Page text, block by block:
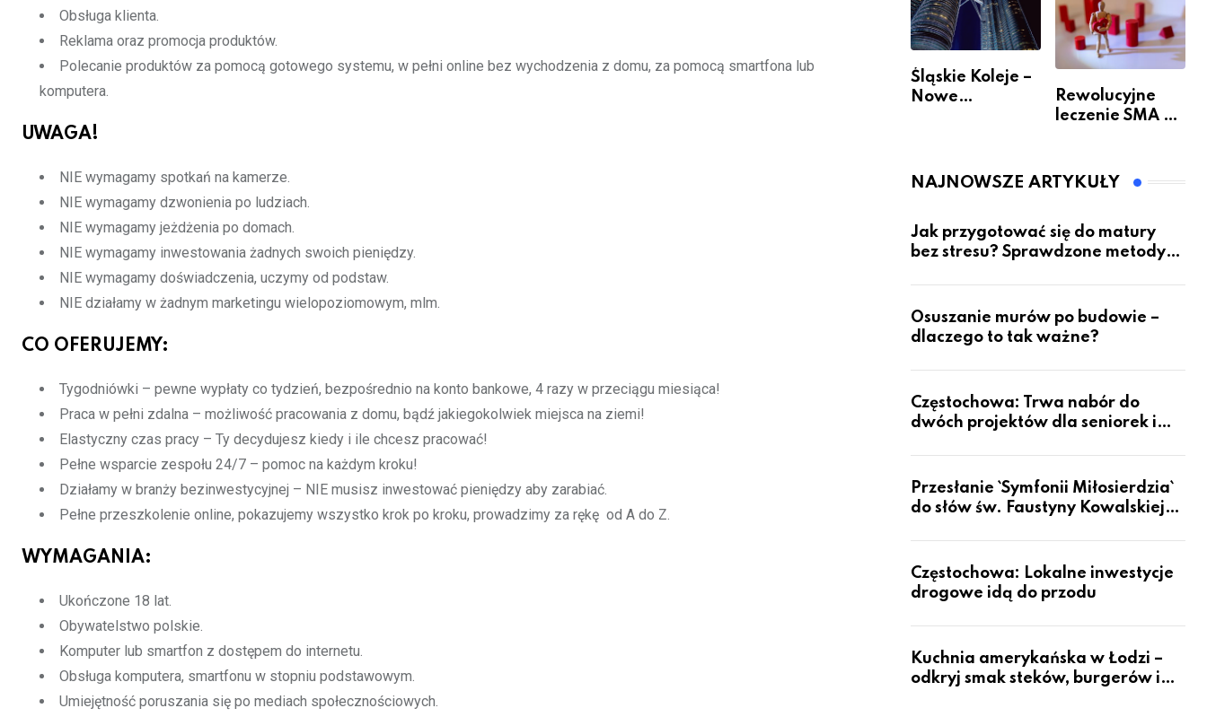
Obsługa klienta.
Reklama oraz promocja produktów.
Polecanie produktów za pomocą gotowego systemu, w pełni online bez wychodzenia z domu, za pomocą smartfona lub
komputera.
UWAGA!
NIE wymagamy spotkań na kamerze.
NIE wymagamy dzwonienia po ludziach.
NIE wymagamy jeżdżenia po domach.
NIE wymagamy inwestowania żadnych swoich pieniędzy.
NIE wymagamy doświadczenia, uczymy od podstaw.
NIE działamy w żadnym marketingu wielopoziomowym, mlm.
CO OFERUJEMY:
Tygodniówki – pewne wypłaty co tydzień, bezpośrednio na konto bankowe, 4 razy w przeciągu miesiąca!
Praca w pełni zdalna – możliwość pracowania z domu, bądź jakiegokolwiek miejsca na ziemi!
Elastyczny czas pracy – Ty decydujesz kiedy i ile chcesz pracować!
Pełne wsparcie zespołu 24/7 – pomoc na każdym kroku!
Działamy w branży bezinwestycyjnej – NIE musisz inwestować pieniędzy aby zarabiać.
Pełne przeszkolenie online, pokazujemy wszystko krok po kroku, prowadzimy za rękę od A do Z.
WYMAGANIA:
Ukończone 18 lat.
Obywatelstwo polskie.
Komputer lub smartfon z dostępem do internetu.
Obsługa komputera, smartfonu w stopniu podstawowym.
Umiejętność poruszania się po mediach społecznościowych.
Śląskie Koleje –
Nowe
Rewolucyjne
leczenie SMA –
pacjentów?
NAJNOWSZE ARTYKUŁY
Jak przygotować się do matury
bez stresu? Sprawdzone metody
Osuszanie murów po budowie –
dlaczego to tak ważne?
Częstochowa: Trwa nabór do
dwóch projektów dla seniorek i
Przesłanie `Symfonii Miłosierdzia`
do słów św. Faustyny Kowalskiej
Częstochowa: Lokalne inwestycje
drogowe idą do przodu
Kuchnia amerykańska w Łodzi –
odkryj smak steków, burgerów i